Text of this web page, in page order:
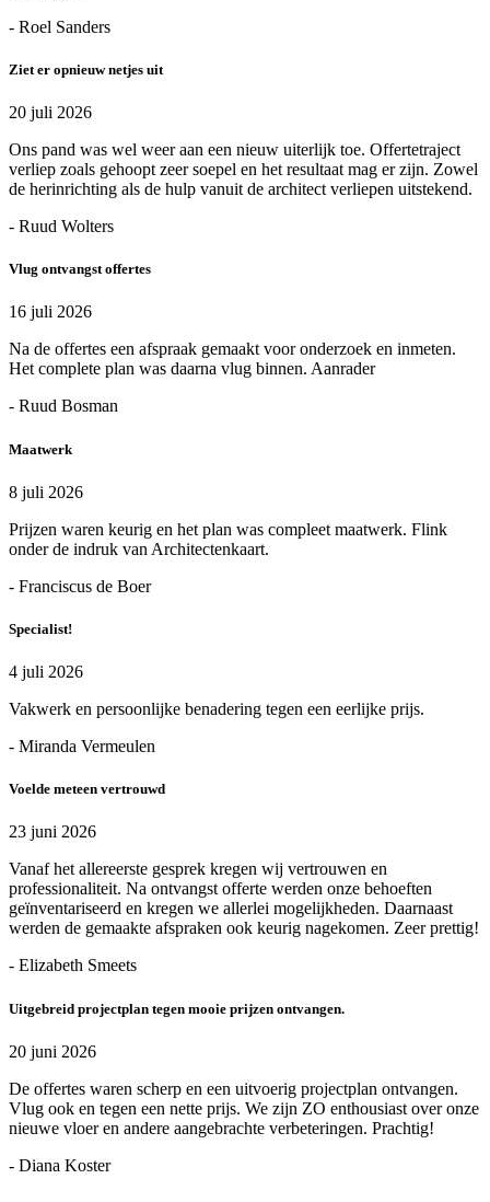
- Roel Sanders
Ziet er opnieuw netjes uit
20 juli 2026
Ons pand was wel weer aan een nieuw uiterlijk toe. Offertetraject
verliep zoals gehoopt zeer soepel en het resultaat mag er zijn. Zowel
de herinrichting als de hulp vanuit de architect verliepen uitstekend.
- Ruud Wolters
Vlug ontvangst offertes
16 juli 2026
Na de offertes een afspraak gemaakt voor onderzoek en inmeten.
Het complete plan was daarna vlug binnen. Aanrader
- Ruud Bosman
Maatwerk
8 juli 2026
Prijzen waren keurig en het plan was compleet maatwerk. Flink
onder de indruk van Architectenkaart.
- Franciscus de Boer
Specialist!
4 juli 2026
Vakwerk en persoonlijke benadering tegen een eerlijke prijs.
- Miranda Vermeulen
Voelde meteen vertrouwd
23 juni 2026
Vanaf het allereerste gesprek kregen wij vertrouwen en
professionaliteit. Na ontvangst offerte werden onze behoeften
geïnventariseerd en kregen we allerlei mogelijkheden. Daarnaast
werden de gemaakte afspraken ook keurig nagekomen. Zeer prettig!
- Elizabeth Smeets
Uitgebreid projectplan tegen mooie prijzen ontvangen.
20 juni 2026
De offertes waren scherp en een uitvoerig projectplan ontvangen.
Vlug ook en tegen een nette prijs. We zijn ZO enthousiast over onze
nieuwe vloer en andere aangebrachte verbeteringen. Prachtig!
- Diana Koster